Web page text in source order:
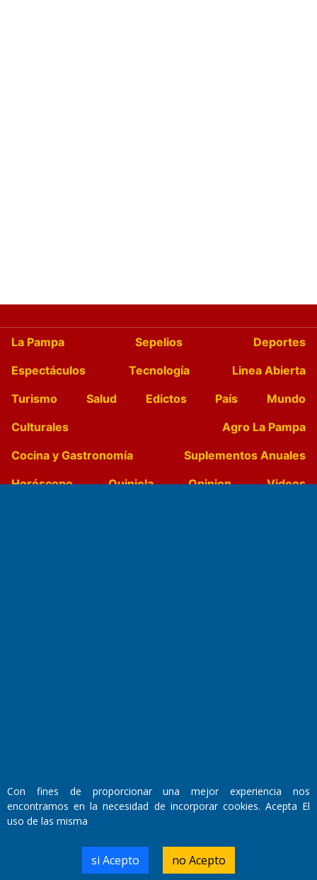
La Pampa Sepelios
Deportes
Espectáculos
Tecnología
Linea Abierta
Turismo
Salud Edictos País
Mundo
Culturales
Agro La Pampa
Cocina y Gastronomía
Suplementos Anuales
Horóscopo
Quiniela Opinion
Videos
Primera edición: Domingo 3 de Mayo de 1992
Miembro de ADIRA,ADEPA y CPPAL
Propietario: El Diario SRL
Walter René Goñi
Con fines de proporcionar una mejor experiencia nos
encontramos en la necesidad de incorporar cookies. Acepta El
uso de las misma
si Acepto no Acepto